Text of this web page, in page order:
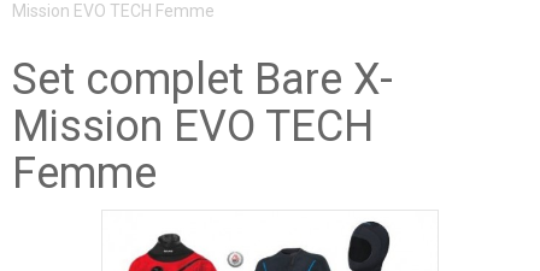
Mission EVO TECH Femme
Set complet Bare X-
Mission EVO TECH
Femme